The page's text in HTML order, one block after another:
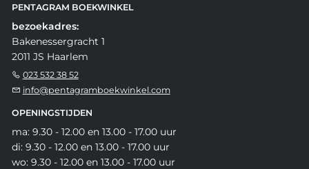
PENTAGRAM BOEKWINKEL
bezoekadres:
Bakenessergracht 1
2011 JS Haarlem
023 532 38 52
info@pentagramboekwinkel.com
OPENINGSTIJDEN
ma: 9.30 - 12.00 en 13.00 - 17.00 uur
di: 9.30 - 12.00 en 13.00 - 17.00 uur
wo: 9.30 - 12.00 en 13.00 - 17.00 uur